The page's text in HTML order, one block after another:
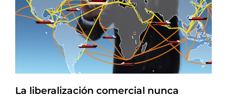
La liberalización comercial nunca